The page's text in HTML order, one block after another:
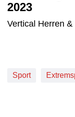
2023
Vertical Herren
Sport